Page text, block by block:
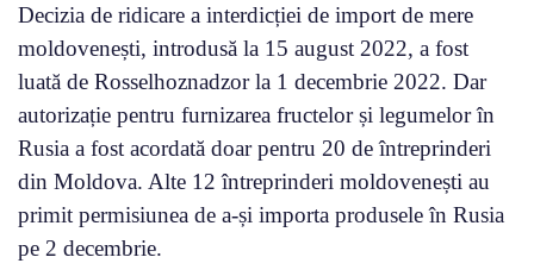
Decizia de ridicare a interdicției de import de mere
moldovenești, introdusă la 15 august 2022, a fost
luată de Rosselhoznadzor la 1 decembrie 2022. Dar
autorizație pentru furnizarea fructelor și legumelor în
Rusia a fost acordată doar pentru 20 de întreprinderi
din Moldova. Alte 12 întreprinderi moldovenești au
primit permisiunea de a-și importa produsele în Rusia
pe 2 decembrie.